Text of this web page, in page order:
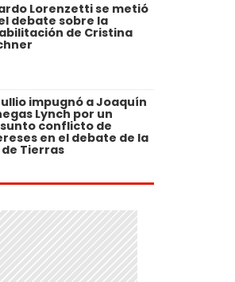
Lorenzetti se metió
debate sobre la
de Cristina
impugnó a Joaquín
Lynch por un
conflicto de
en el debate de la
de Tierras